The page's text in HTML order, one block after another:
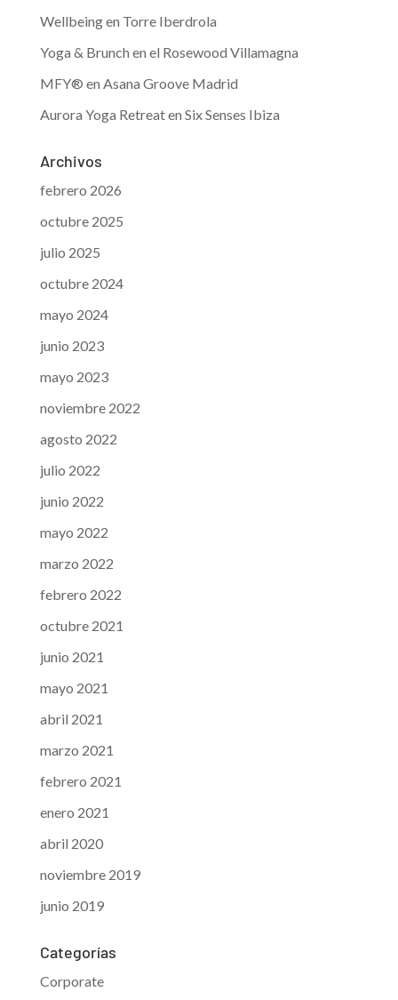
Wellbeing en Torre Iberdrola
Yoga & Brunch en el Rosewood Villamagna
MFY® en Asana Groove Madrid
Aurora Yoga Retreat en Six Senses Ibiza
Archivos
febrero 2026
octubre 2025
julio 2025
octubre 2024
mayo 2024
junio 2023
mayo 2023
noviembre 2022
agosto 2022
julio 2022
junio 2022
mayo 2022
marzo 2022
febrero 2022
octubre 2021
junio 2021
mayo 2021
abril 2021
marzo 2021
febrero 2021
enero 2021
abril 2020
noviembre 2019
junio 2019
Categorías
Corporate